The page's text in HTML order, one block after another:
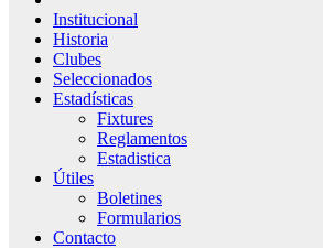
Institucional
Historia
Clubes
Seleccionados
Estadísticas
Fixtures
Reglamentos
Estadistica
Útiles
Boletines
Formularios
Contacto